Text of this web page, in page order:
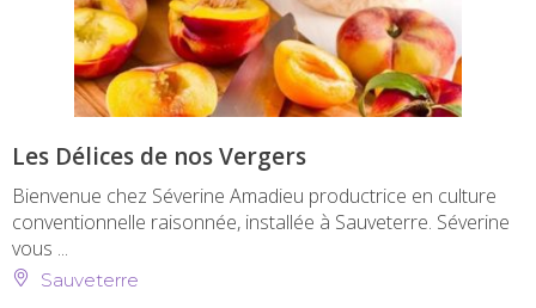
Les Délices de nos Vergers
Bienvenue chez Séverine Amadieu productrice en culture
conventionnelle raisonnée, installée à Sauveterre. Séverine
vous ...
Sauveterre